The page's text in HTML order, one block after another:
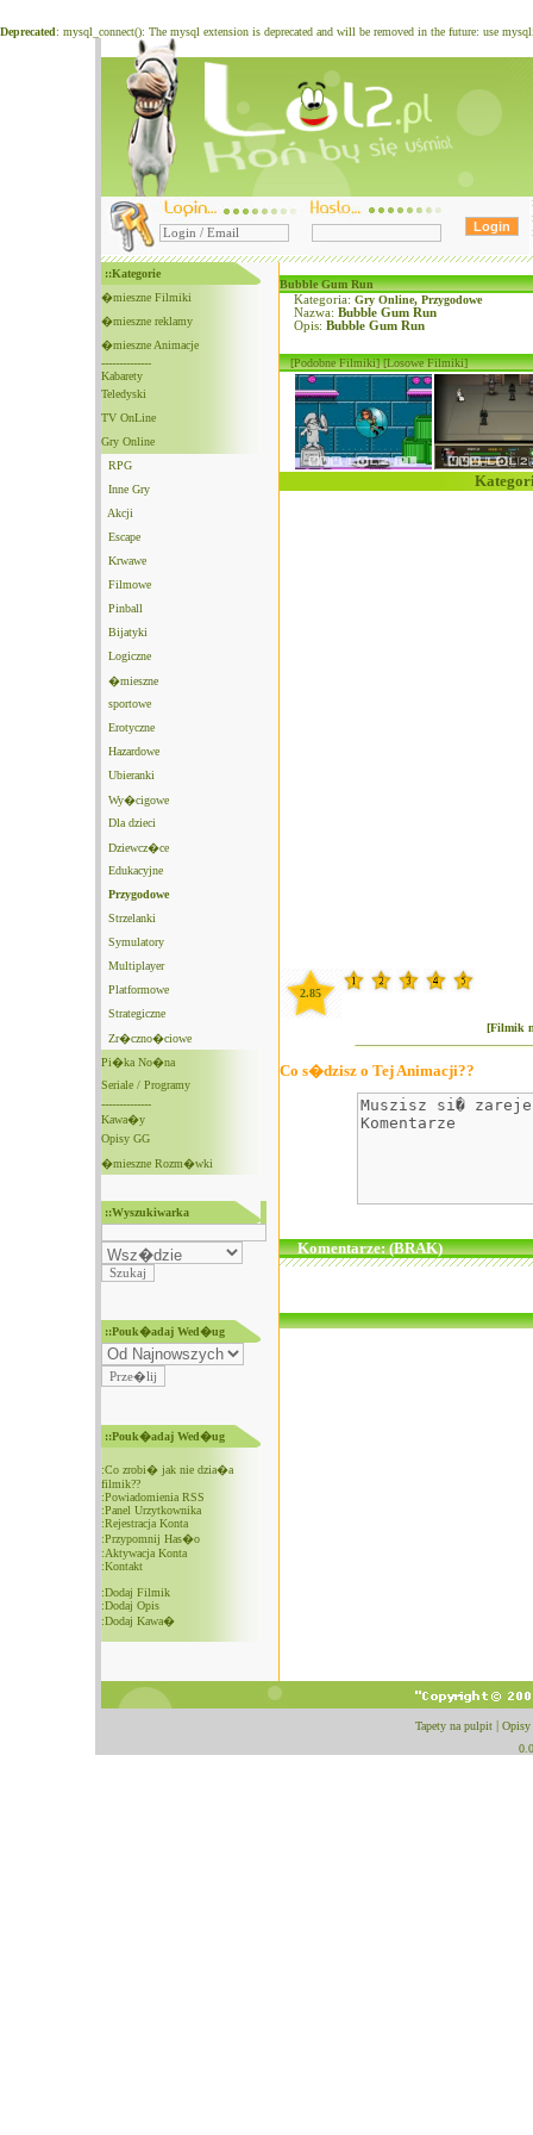
Deprecated: mysql_connect(): The mysql extension is deprecated and will be removed in the future: use
::Kategorie
�mieszne Filmiki
�mieszne reklamy
�mieszne Animacje
--------------
Kabarety
Teledyski
TV OnLine
Gry Online
RPG
Inne Gry
Akcji
Escape
Krwawe
Filmowe
Pinball
Bijatyki
Logiczne
�mieszne
sportowe
Erotyczne
Hazardowe
Ubieranki
Wy�cigowe
Dla dzieci
Dziewcz�ce
Edukacyjne
Przygodowe
Strzelanki
Symulatory
Multiplayer
Platformowe
Strategiczne
Zr�czno�ciowe
Pi�ka No�na
Seriale / Programy
--------------
Kawa�y
Opisy GG
�mieszne Rozm�wki
::Wyszukiwarka
::Pouk�adaj Wed�ug
::Pouk�adaj Wed�ug
:Co zrobi� jak nie dzia�a
filmik??
:Powiadomienia RSS
:Panel Urzytkownika
:Rejestracja Konta
:Przypomnij Has�o
:Aktywacja Konta
:Kontakt
:Dodaj Filmik
:Dodaj Opis
:Dodaj Kawa�
Bubble Gum Run
Kategoria: Gry Online, Przygodowe
Nazwa: Bubble Gum Run
Opis: Bubble Gum Run
[Podobne Filmiki] [Losowe Filmiki]
2.85
[Filmik
Co s�dzisz o Tej Animacji??
Komentarze: (BRAK)
Tapety na pulpit
Opisy